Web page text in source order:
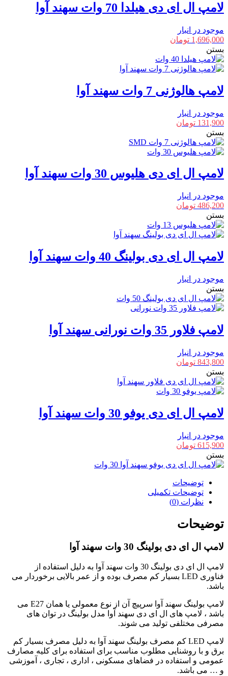
لامپ ال ای دی هیلدا 70 وات سهند آوا
موجود در انبار
1,696,000 تومان
بستن
لامپ هالوژنی 7 وات سهند آوا
موجود در انبار
131,900 تومان
بستن
لامپ ال ای دی هلیوس 30 وات سهند آوا
موجود در انبار
486,200 تومان
بستن
لامپ ال ای دی بولینگ 40 وات سهند آوا
موجود در انبار
بستن
لامپ فلاور 35 وات نورانی سهند آوا
موجود در انبار
843,800 تومان
بستن
لامپ ال ای دی یوفو 30 وات سهند آوا
موجود در انبار
615,900 تومان
بستن
توضیحات
توضیحات تکمیلی
نظرات (0)
توضیحات
لامپ ال ای دی بولینگ 30 وات سهند آوا
لامپ ال ای دی بولینگ 30 وات سهند آوا به دلیل استفاده از
فناوری LED بسیار کم مصرف بوده و از عمر بالایی برخوردار می
باشد.
لامپ بولینگ سهند آوا سرپیچ آن از نوع معمولی یا همان E27 می
باشد ، لامپ های ال ای دی سهند آوا مدل بولینگ در توان های
مصرفی مختلفی تولید می شوند.
لامپ LED کم مصرف بولینگ سهند آوا به دلیل مصرف بسیار کم
برق و با روشنایی مطلوب مناسب برای استفاده برای کلیه مصارف
عمومی و استفاده در فضاهای مسکونی ، اداری ، تجاری ، آموزشی
و … می باشد.